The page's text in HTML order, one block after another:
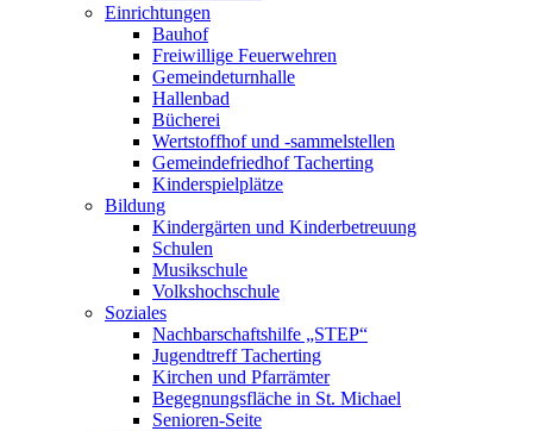
Einrichtungen
Bauhof
Freiwillige Feuerwehren
Gemeindeturnhalle
Hallenbad
Bücherei
Wertstoffhof und -sammelstellen
Gemeindefriedhof Tacherting
Kinderspielplätze
Bildung
Kindergärten und Kinderbetreuung
Schulen
Musikschule
Volkshochschule
Soziales
Nachbarschaftshilfe „STEP“
Jugendtreff Tacherting
Kirchen und Pfarrämter
Begegnungsfläche in St. Michael
Senioren-Seite